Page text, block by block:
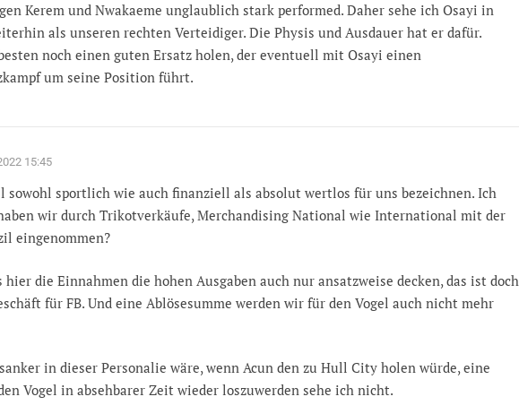
Kerem und Nwakaeme unglaublich stark performed. Daher sehe ich Osayi in
als unseren rechten Verteidiger. Die Physis und Ausdauer hat er dafür.
noch einen guten Ersatz holen, der eventuell mit Osayi einen
um seine Position führt.
15:45
sowohl sportlich wie auch finanziell als absolut wertlos für uns bezeichnen. Ich
wir durch Trikotverkäufe, Merchandising National wie International mit der
eingenommen?
hier die Einnahmen die hohen Ausgaben auch nur ansatzweise decken, das ist doch
für FB. Und eine Ablösesumme werden wir für den Vogel auch nicht mehr
in dieser Personalie wäre, wenn Acun den zu Hull City holen würde, eine
Vogel in absehbarer Zeit wieder loszuwerden sehe ich nicht.